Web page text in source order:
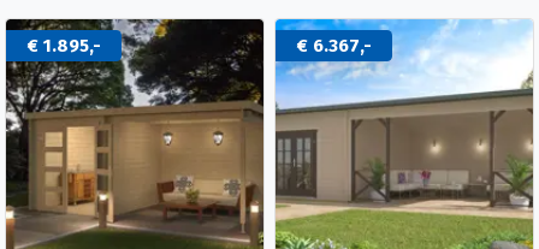
€ 1.895,- € 6.367,-